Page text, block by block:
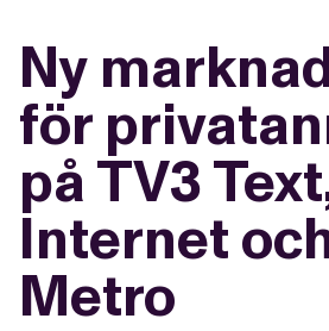
Ny
för
på TV3
Internet
Metro